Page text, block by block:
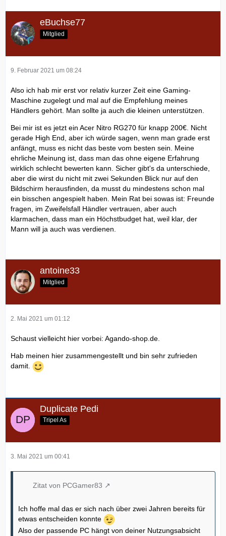
eBuchse77
Mitglied
9. Februar 2021 um 08:24
Also ich hab mir erst vor relativ kurzer Zeit eine Gaming-
Maschine zugelegt und mal auf die Empfehlung meines
Händlers gehört. Man sollte ja auch die kleinen unterstützen.
Bei mir ist es jetzt ein Acer Nitro RG270 für knapp 200€. Nicht
gerade High End, aber ich würde sagen, wenn man grade erst
anfängt, muss es nicht das beste vom besten sein. Meine
ehrliche Meinung ist, dass man das ohne eigene Erfahrung
wirklich schlecht bewerten kann. Sicher gibt's da unterschiede,
aber die wirst du nicht mit zwei Sekunden Blick nur auf den
Bildschirm herausfinden, da musst du mindestens schon mal
ein bisschen angespielt haben. Mein Rat bei sowas ist: Freunde
fragen, im Zweifelsfall Händler vertrauen, aber auch
klarmachen, dass man ein Höchstbudget hat, weil klar, der
Mann will ja auch was verdienen.
antoine33
Mitglied
2. Mai 2021 um 01:12
Schaust vielleicht hier vorbei: Agando-shop.de.
Hab meinen hier zusammengestellt und bin sehr zufrieden
damit.
Duplicate Pedi
Tripel As
3. Mai 2021 um 00:41
Zitat von PCGamer83
Ich hoffe mal das er sich nach über zwei Jahren bereits für
etwas entscheiden konnte
Also der passende PC hängt von deiner Nutzungsabsicht